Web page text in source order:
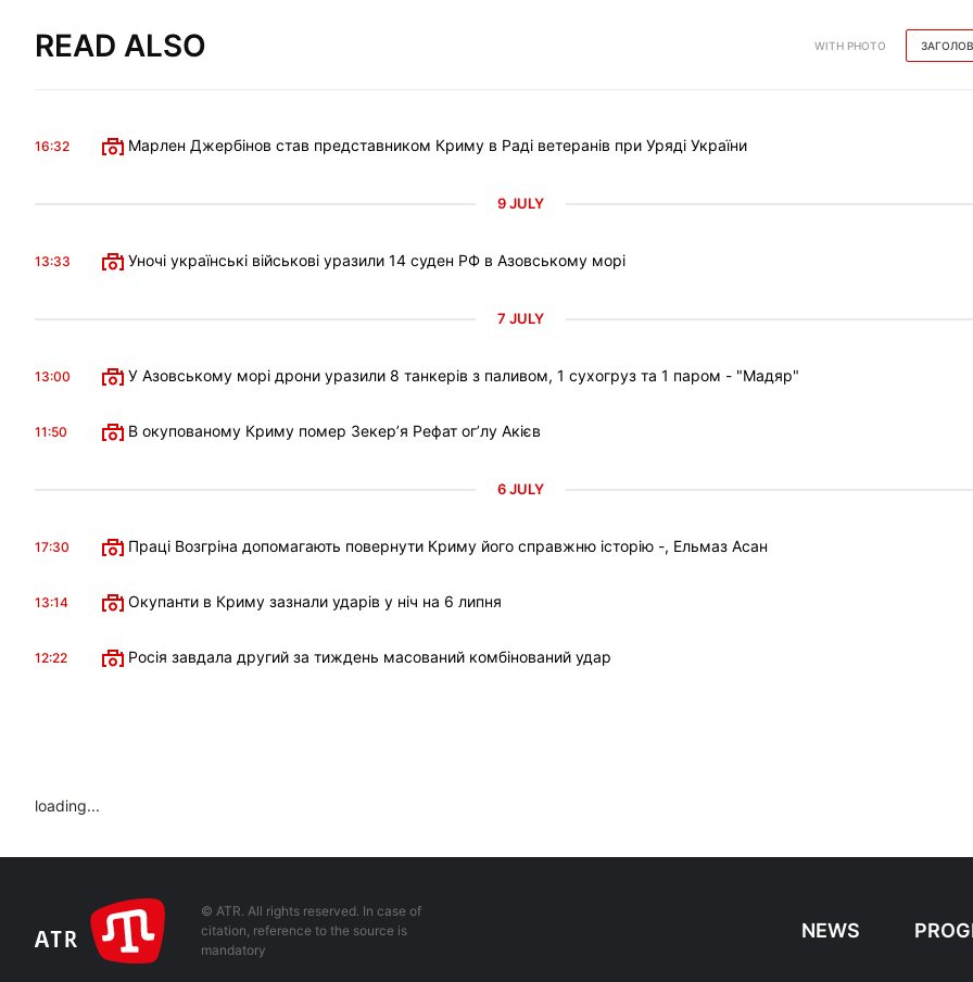
READ ALSO WITH PHOTO
16:32 Марлен Джербінов став представником Криму в Раді ветеранів при Уряді України
9 JULY
13:33 Уночі українські військові уразили 14 суден РФ в Азовському морі
7 JULY
13:00 У Азовському морі дрони уразили 8 танкерів з паливом, 1 сухогруз та 1 паром - "Мадяр"
11:50 В окупованому Криму помер Зекерʼя Рефат огʼлу Акієв
6 JULY
17:30 Праці Возгріна допомагають повернути Криму його справжню історію -, Ельмаз Асан
13:14 Окупанти в Криму зазнали ударів у ніч на 6 липня
12:22 Росія завдала другий за тиждень масований комбінований удар
loading...
© ATR. All rights reserved. In case of
citation, reference to the source is
mandatory
NEWS